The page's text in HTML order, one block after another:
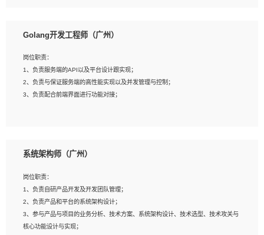
2、熟悉PostgreSQL、redis、MongoDB、ElasticSearch等开源数据库运维管理，
4、熟悉Hadoop、HBASE、Spark等大数据平台优先。
5、熟悉linux或任意一种unix操作系统，如有较强操作系统侧工作经验者优先。
6、具备丰富的项目实施经验，较强的自我学习能力。
Golang开发工程师（广州）
岗位职责：
1、负责服务端的API以及平台设计跟实现；
2、负责与保证服务端的高性能实现以及并发管理与控制；
3、负责配合前端界面进行功能对接；
2、1年以上Golang开发工作经验，能独立完成相应项目开发；
与实现，熟悉常用开源框架及设计模式；
4、熟悉Golang、连接池、消息队列等组件使用、熟悉后端开发、测试、调试流程
跟工具使用；
5、对技术有激情，喜欢钻研，能快速接受和掌握新技术，学习能力和工作责任心
强，良好的沟通表达能力和团队协作能力。
系统架构师（广州）
岗位职责：
1、负责自研产品开发及开发团队管理；
2、负责产品和平台的系统架构设计；
3、参与产品与项目的业务分析、技术方案、系统架构设计、技术选型、技术攻关与
核心功能设计与实现；